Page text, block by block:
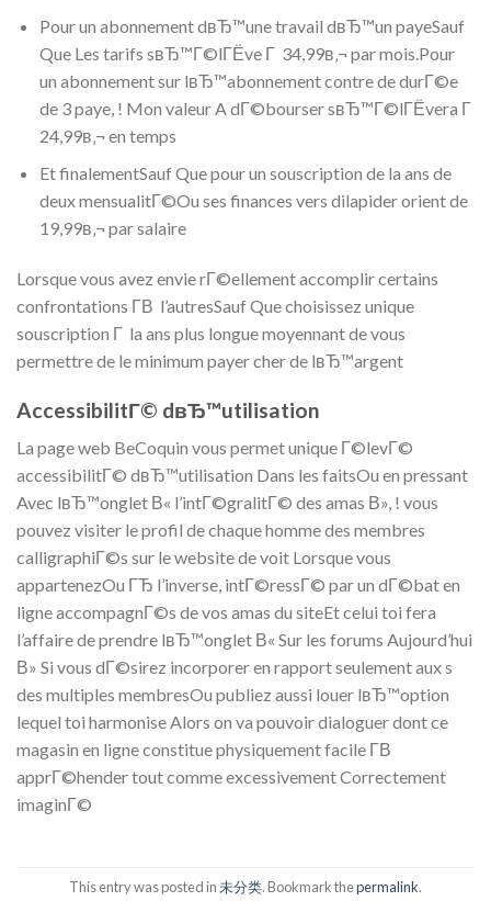
Pour un abonnement dвЂ™une travail dвЂ™un payeSauf
Que Les tarifs sвЂ™Г©lГЁve Г 34,99в‚¬ par mois.Pour
un abonnement sur lвЂ™abonnement contre de durГ©e
de 3 paye, ! Mon valeur A dГ©bourser sвЂ™Г©lГЁvera Г
24,99в‚¬ en temps
Et finalementSauf Que pour un souscription de la ans de
deux mensualitГ©Ou ses finances vers dilapider orient de
19,99в‚¬ par salaire
Lorsque vous avez envie rГ©ellement accomplir certains
confrontations Г­В l’autresSauf Que choisissez unique
souscription Г la ans plus longue moyennant de vous
permettre de le minimum payer cher de lвЂ™argent
AccessibilitГ© dвЂ™utilisation
La page web BeCoquin vous permet unique Г©levГ©
accessibilitГ© dвЂ™utilisation Dans les faitsOu en pressant
Avec lвЂ™onglet В« l’intГ©gralitГ© des amas В», ! vous
pouvez visiter le profil de chaque homme des membres
calligraphiГ©s sur le website de voit Lorsque vous
appartenezOu ГЂ l’inverse, intГ©ressГ© par un dГ©bat en
ligne accompagnГ©s de vos amas du siteEt celui toi fera
l’affaire de prendre lвЂ™onglet В« Sur les forums Aujourd’hui
В» Si vous dГ©sirez incorporer en rapport seulement aux s
des multiples membresOu publiez aussi louer lвЂ™option
lequel toi harmonise Alors on va pouvoir dialoguer dont ce
magasin en ligne constitue physiquement facile Г­В
apprГ©hender tout comme excessivement Correctement
imaginГ©
This entry was posted in未分类. Bookmark thepermalink.